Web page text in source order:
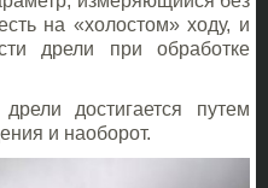
на «холостом» ходу, и
дрели при обработке
достигается путем
и наоборот.